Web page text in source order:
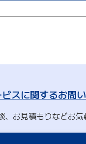
スに関するお問
お見積もりなどお気